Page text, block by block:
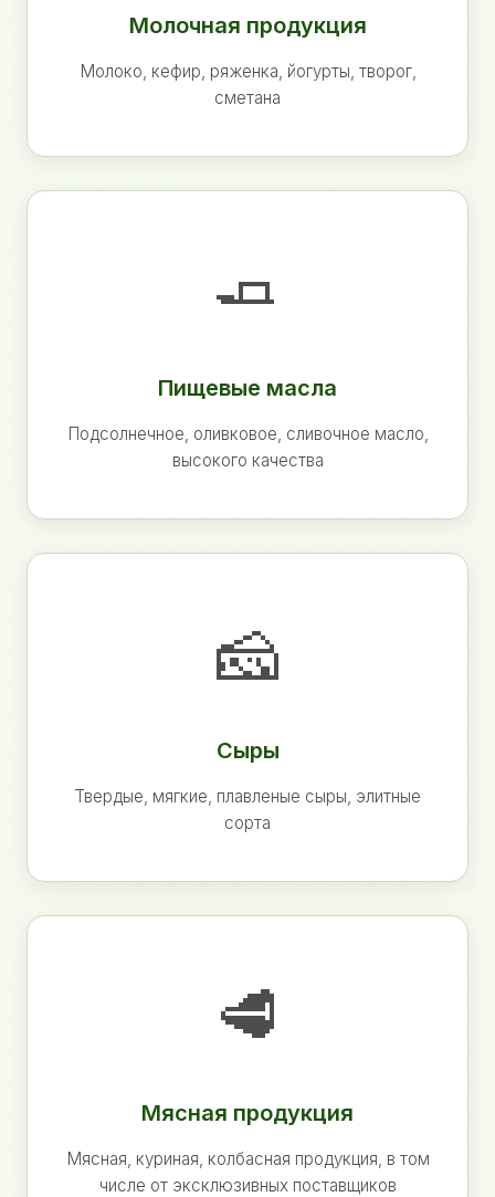
Молочная продукция
Молоко, кефир, ряженка, йогурты, творог,
сметана
🧈
Пищевые масла
Подсолнечное, оливковое, сливочное масло,
высокого качества
🧀
Сыры
Твердые, мягкие, плавленые сыры, элитные
сорта
🥩
Мясная продукция
Мясная, куриная, колбасная продукция, в том
числе от эксклюзивных поставщиков